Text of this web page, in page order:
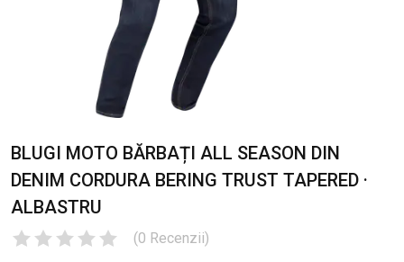
BLUGI MOTO BĂRBAȚI ALL SEASON DIN
DENIM CORDURA BERING TRUST TAPERED ·
ALBASTRU
(0 Recenzii)